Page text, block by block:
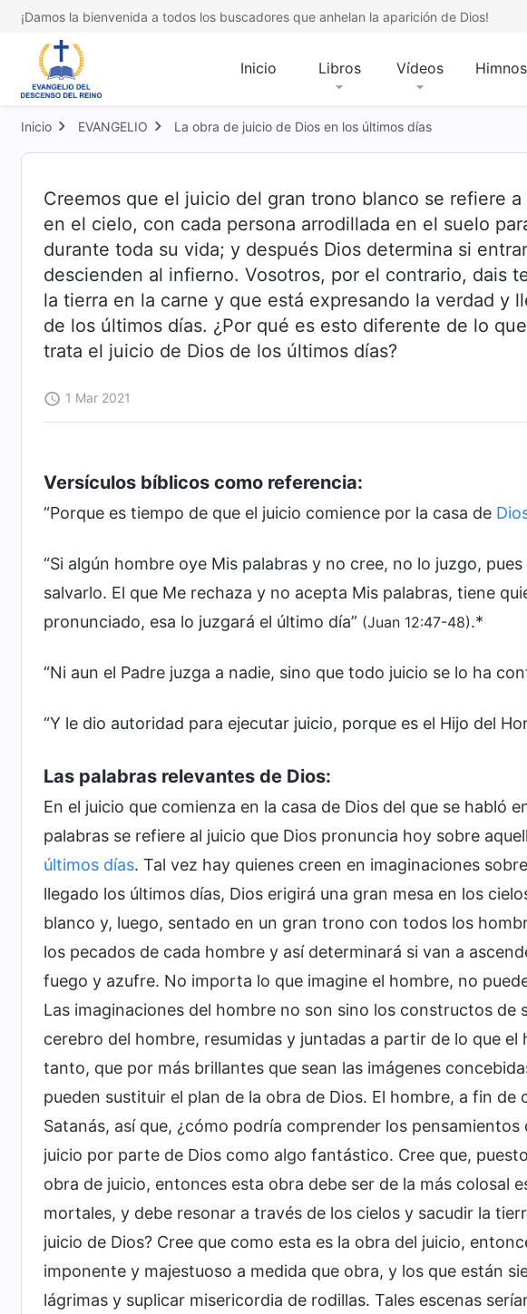
¡Damos la bienvenida a todos los buscadores que anhelan la aparición de Dios!
Inicio Libros Vídeos Himnos
Inicio EVANGELIO La obra de juicio de Dios en los últimos días
Creemos que el juicio del gran trono blanco se refiere
en el cielo, con cada persona arrodillada en el suelo
durante toda su vida; y después Dios determina si
descienden al infierno. Vosotros, por el contrario, dais
la tierra en la carne y que está expresando la verdad y
de los últimos días. ¿Por qué es esto diferente de lo
trata el juicio de Dios de los últimos días?
1 Mar 2021
Versículos bíblicos como referencia:
“Porque es tiempo de que el juicio comience por la casa de
“Si algún hombre oye Mis palabras y no cree, no lo juzgo,
salvarlo. El que Me rechaza y no acepta Mis palabras, tiene
pronunciado, esa lo juzgará el último día” (Juan 12:47-48).*
“Ni aun el Padre juzga a nadie, sino que todo juicio se lo ha
“Y le dio autoridad para ejecutar juicio, porque es el Hijo del
Las palabras relevantes de Dios:
En el juicio que comienza en la casa de Dios del que se habló
palabras se refiere al juicio que Dios pronuncia hoy sobre
últimos días. Tal vez hay quienes creen en imaginaciones
llegado los últimos días, Dios erigirá una gran mesa en los
blanco y, luego, sentado en un gran trono con todos los
los pecados de cada hombre y así determinará si van a
fuego y azufre. No importa lo que imagine el hombre, no
Las imaginaciones del hombre no son sino los constructos de
cerebro del hombre, resumidas y juntadas a partir de lo que
tanto, que por más brillantes que sean las imágenes
pueden sustituir el plan de la obra de Dios. El hombre, a fin
Satanás, así que, ¿cómo podría comprender los
juicio por parte de Dios como algo fantástico. Cree que,
obra de juicio, entonces esta obra debe ser de la más colosal
mortales, y debe resonar a través de los cielos y sacudir la
juicio de Dios? Cree que como esta es la obra del juicio,
imponente y majestuoso a medida que obra, y los que están
lágrimas y suplicar misericordia de rodillas. Tales escenas